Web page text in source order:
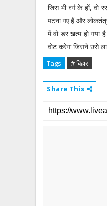
जिस भी वर्ग के हों, वो
पटना गए हैं और
में वो डर खत्म हो गया
वोट करेगा जिसने उसे
Tags # बिहार
Share This